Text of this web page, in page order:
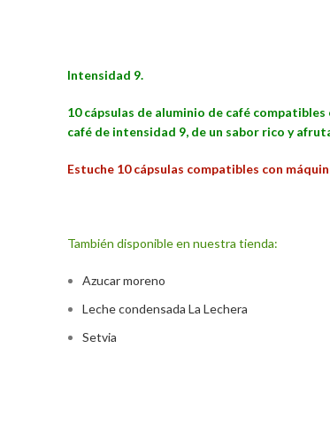
Intensidad 9.
10 cápsulas de aluminio de café
café de intensidad 9, de un sabor rico y
Estuche 10 cápsulas compatibles con
También disponible en nuestra tienda:
Azucar moreno
Leche condensada La Lechera
Setvia